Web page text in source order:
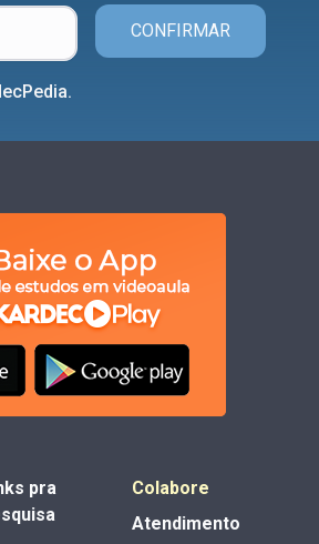
CONFIRMAR
pra
Colabore
Atendimento